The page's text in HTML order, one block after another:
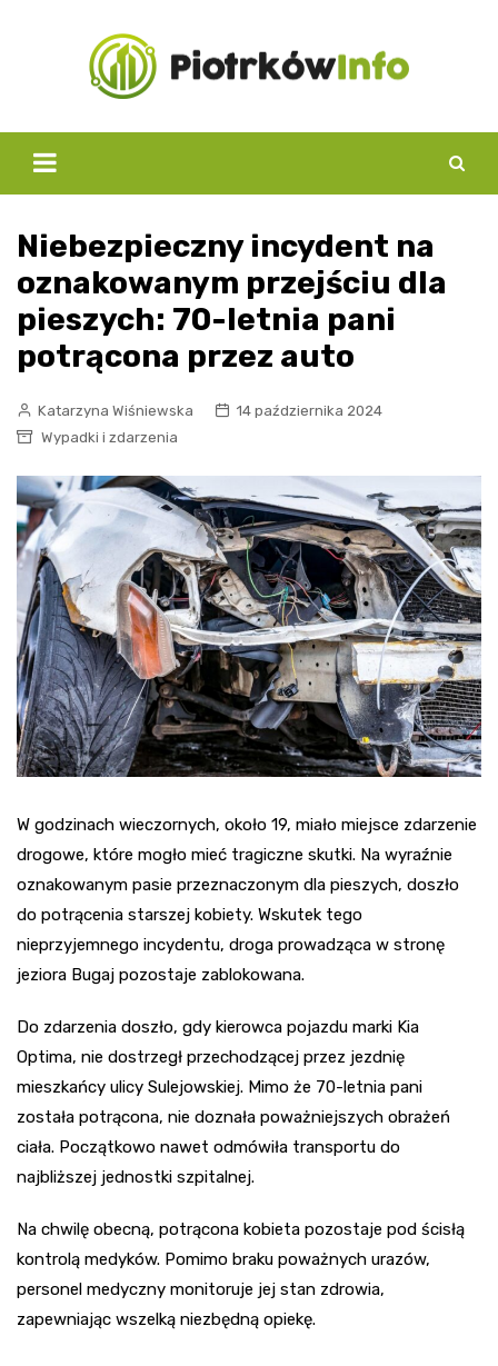
Niebezpieczny incydent na
oznakowanym przejściu dla
pieszych: 70-letnia pani
potrącona przez auto
Katarzyna Wiśniewska
14 października 2024
Wypadki i zdarzenia
W godzinach wieczornych, około 19, miało miejsce zdarzenie
drogowe, które mogło mieć tragiczne skutki. Na wyraźnie
oznakowanym pasie przeznaczonym dla pieszych, doszło
do potrącenia starszej kobiety. Wskutek tego
nieprzyjemnego incydentu, droga prowadząca w stronę
jeziora Bugaj pozostaje zablokowana.
Do zdarzenia doszło, gdy kierowca pojazdu marki Kia
Optima, nie dostrzegł przechodzącej przez jezdnię
mieszkańcy ulicy Sulejowskiej. Mimo że 70-letnia pani
została potrącona, nie doznała poważniejszych obrażeń
ciała. Początkowo nawet odmówiła transportu do
najbliższej jednostki szpitalnej.
Na chwilę obecną, potrącona kobieta pozostaje pod ścisłą
kontrolą medyków. Pomimo braku poważnych urazów,
personel medyczny monitoruje jej stan zdrowia,
zapewniając wszelką niezbędną opiekę.